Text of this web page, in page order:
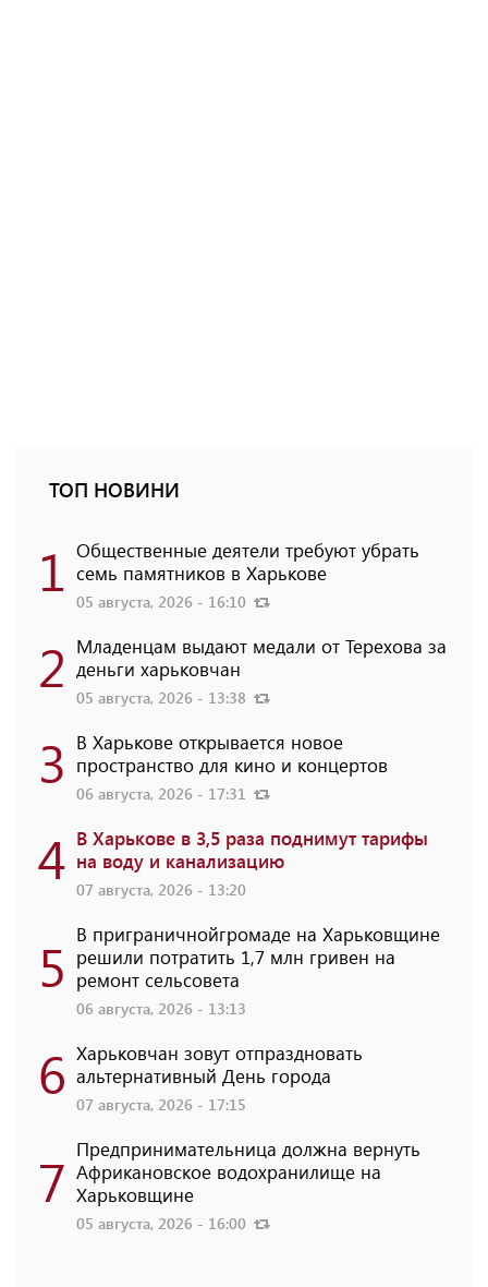
ТОП НОВИНИ
1 Общественные деятели требуют убрать
семь памятников в Харькове
05 августа, 2026 - 16:10
2 Младенцам выдают медали от Терехова за
деньги харьковчан
05 августа, 2026 - 13:38
3 В Харькове открывается новое
пространство для кино и концертов
06 августа, 2026 - 17:31
4 В Харькове в 3,5 раза поднимут тарифы
на воду и канализацию
07 августа, 2026 - 13:20
5 В приграничнойгромаде на Харьковщине
решили потратить 1,7 млн ​​гривен на
ремонт сельсовета
06 августа, 2026 - 13:13
6 Харьковчан зовут отпраздновать
альтернативный День города
07 августа, 2026 - 17:15
7 Предпринимательница должна вернуть
Африкановское водохранилище на
Харьковщине
05 августа, 2026 - 16:00